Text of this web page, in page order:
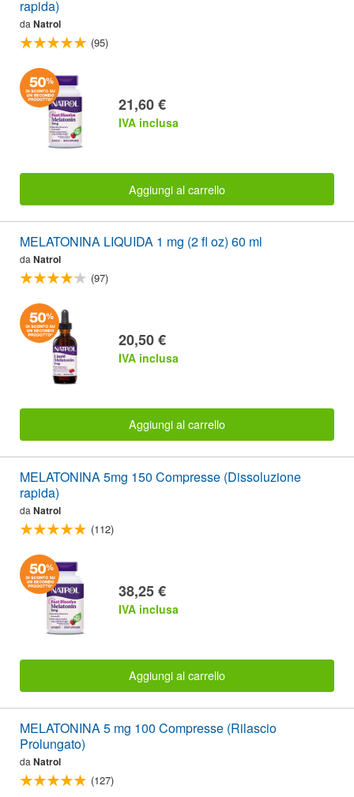
rapida)
da Natrol
(95)
21,60 €
IVA inclusa
Aggiungi al carrello
MELATONINA LIQUIDA 1 mg (2 fl oz) 60 ml
da Natrol
(97)
20,50 €
IVA inclusa
Aggiungi al carrello
MELATONINA 5mg 150 Compresse (Dissoluzione
rapida)
da Natrol
(112)
38,25 €
IVA inclusa
Aggiungi al carrello
MELATONINA 5 mg 100 Compresse (Rilascio
Prolungato)
da Natrol
(127)